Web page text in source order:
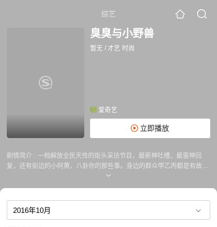
综艺
臭臭与小野兽
暂无 / 才艺 时尚
爱奇艺
立即播放
剧情简介 : 一档解放全民天性的街头采访节目，最新神吐槽，最雷神回
复，还有街边的小阿黄，八卦你的那些事。身边的群众甲乙丙都是有故事
有经历的人，群众颜值超高，笑点超低，用新奇的观点让你涨知识，发现